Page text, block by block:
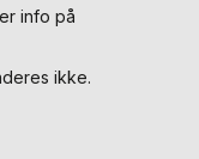
info på
ikke.